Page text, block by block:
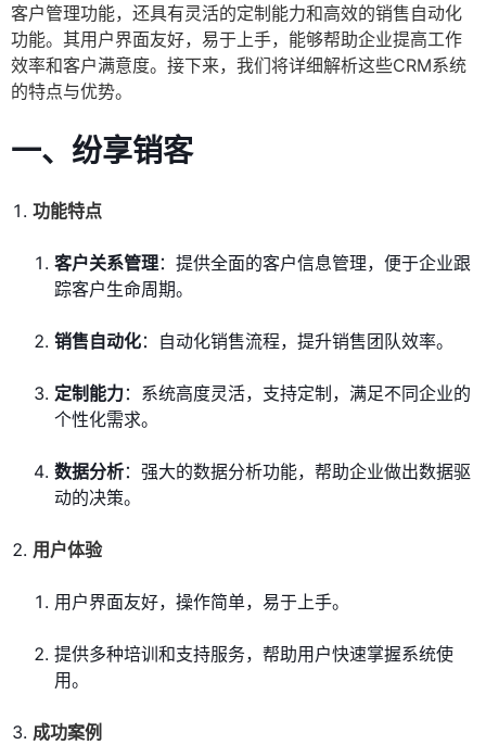
客户管理功能，还具有灵活的定制能力和高效的销售自动化
功能。其用户界面友好，易于上手，能够帮助企业提高工作
效率和客户满意度。接下来，我们将详细解析这些CRM系统
的特点与优势。
一、 纷享销客
功能特点
客户关系管理：提供全面的客户信息管理，便于企业跟
踪客户生命周期。
销售自动化：自动化销售流程，提升销售团队效率。
定制能力：系统高度灵活，支持定制，满足不同企业的
个性化需求。
数据分析：强大的数据分析功能，帮助企业做出数据驱
动的决策。
用户体验
用户界面友好，操作简单，易于上手。
提供多种培训和支持服务，帮助用户快速掌握系统使
用。
成功案例